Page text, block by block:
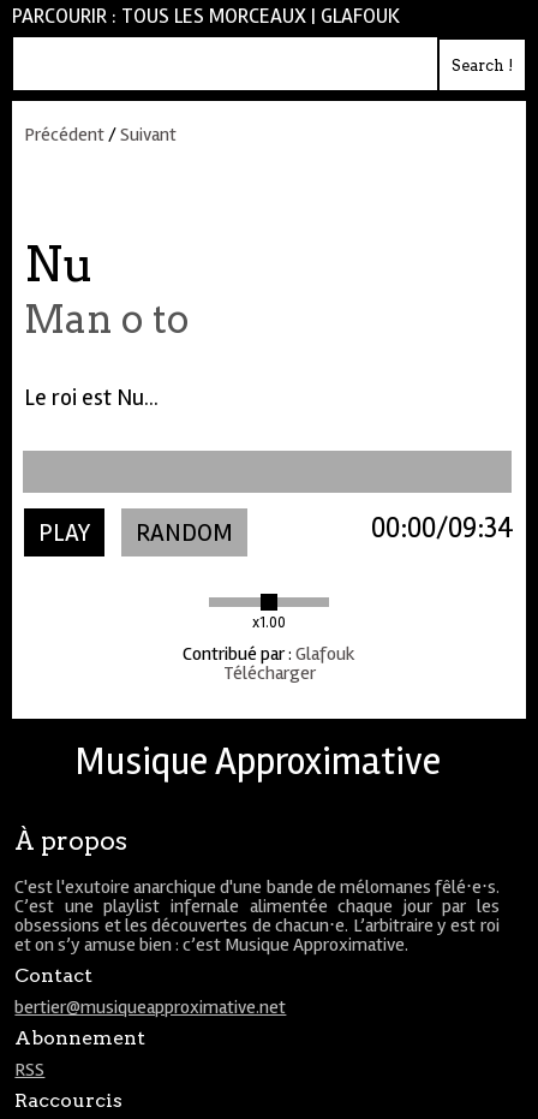
PARCOURIR : TOUS LES MORCEAUX | GLAFOUK
Précédent/Suivant
Nu
Man o to
Le roi est Nu...
PLAY RANDOM
x1.00
09:34
00:00
Contribué par: Glafouk
Télécharger
Musique Approximative
À propos
C'est l'exutoire anarchique d'une bande de mélomanes fêlé⋅e⋅s.
C’est une playlist infernale alimentée chaque jour par les
obsessions et les découvertes de chacun⋅e. L’arbitraire y est roi
et on s’y amuse bien : c’est Musique Approximative.
Contact
bertier@musiqueapproximative.net
Abonnement
RSS
Raccourcis